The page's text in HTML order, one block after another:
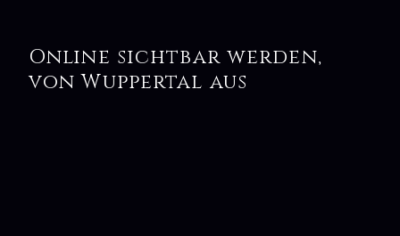
Online sichtbar werden,
von Wuppertal aus